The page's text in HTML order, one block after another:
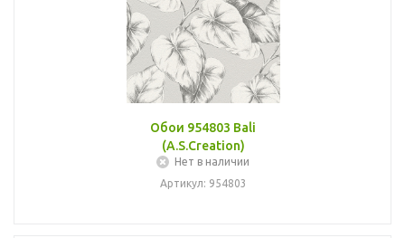
Обои 954803 Bali
(A.S.Creation)
Нет в наличии
Артикул: 954803